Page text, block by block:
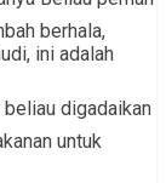
berhala,
ini adalah
untuk